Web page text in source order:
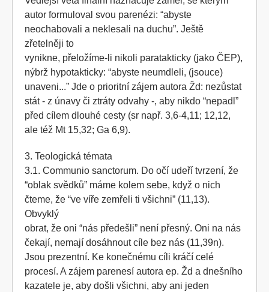
autor formuloval svou parenézi: “abyste
neochabovali a neklesali na duchu”. Ještě
zřetelněji to
vynikne, přeložíme-li nikoli paratakticky (jako ČEP),
nýbrž hypotakticky: “abyste neumdleli, (jsouce)
unaveni...” Jde o prioritní zájem autora Žd: nezůstat
stát - z únavy či ztráty odvahy -, aby nikdo “nepadl”
před cílem dlouhé cesty (sr např. 3,6-4,11; 12,12,
ale též Mt 15,32; Ga 6,9).
3. Teologická témata
3.1. Communio sanctorum. Do očí udeří tvrzení, že
“oblak svědků” máme kolem sebe, když o nich
čteme, že “ve víře zemřeli ti všichni” (11,13).
Obvyklý
obrat, že oni “nás předešli” není přesný. Oni na nás
čekají, nemají dosáhnout cíle bez nás (11,39n).
Jsou prezentní. Ke konečnému cíli kráčí celé
procesí. A zájem parenesí autora ep. Žd a dnešního
kazatele je, aby došli všichni, aby ani jeden